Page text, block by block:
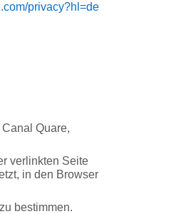
/privacy?hl=de
Quare,
verlinkten Seite
in den Browser
bestimmen.